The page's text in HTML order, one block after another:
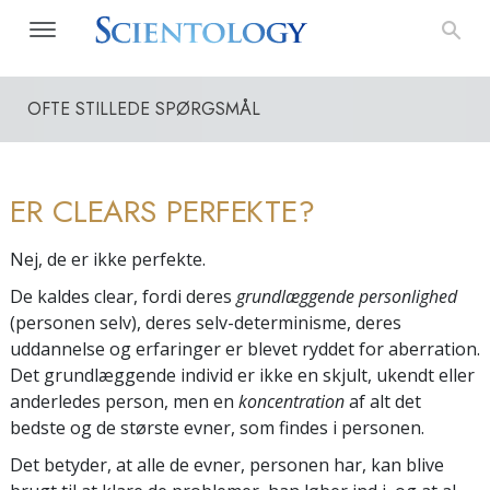
OFTE STILLEDE SPØRGSMÅL
ER CLEARS PERFEKTE?
Nej, de er ikke perfekte.
De kaldes clear, fordi deres grundlæggende personlighed
(personen selv), deres selv-determinisme, deres
uddannelse og erfaringer er blevet ryddet for aberration.
Det grundlæggende individ er ikke en skjult, ukendt eller
anderledes person, men en koncentrationaf alt det
bedste og de største evner, som findes i personen.
Det betyder, at alle de evner, personen har, kan blive